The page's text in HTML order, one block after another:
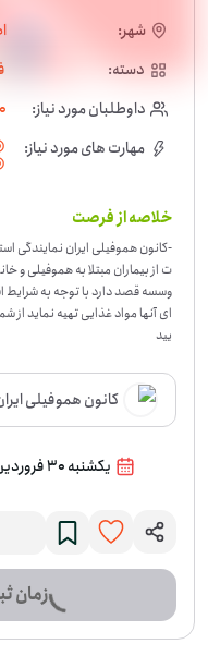
شهر:
دسته:
داوطلبان مورد نیاز:
مهارت های مورد نیاز:
خلاصه از فرصت
-کانون هموفیلی ایران نمایندگی
ت از بیماران مبتلا به هموفیلی و
وسسه قصد دارد با توجه به شرایط
ای آنها مواد غذایی تهیه نماید از
یید
کانون هموفیلی
یکشنبه 30 فروردین
زمان